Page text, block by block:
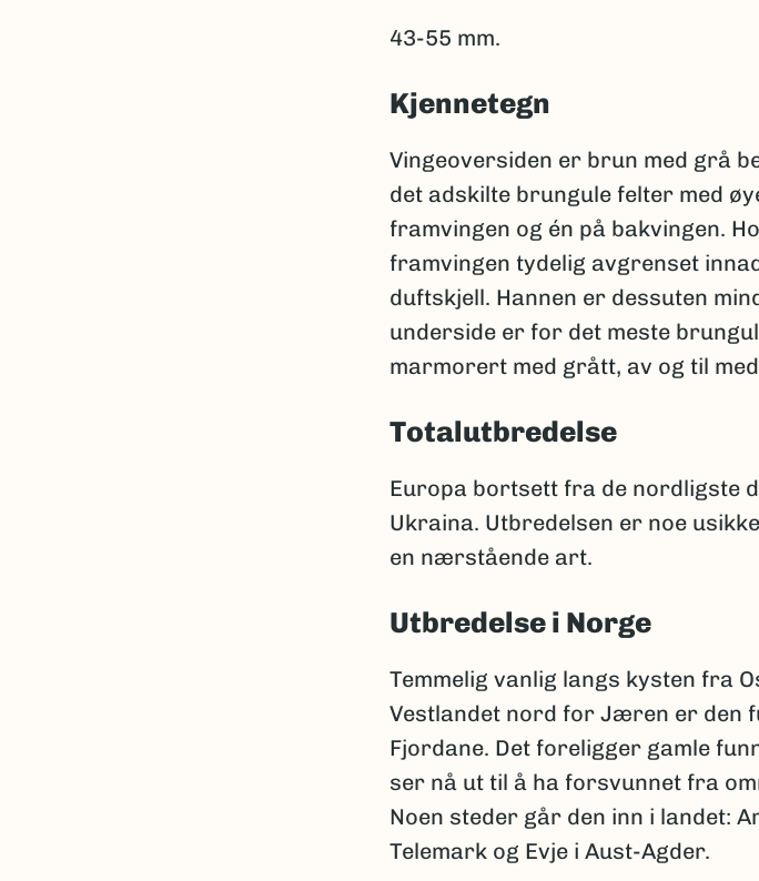
43-55 mm.
Kjennetegn
Vingeoversiden er brun med grå
det adskilte brungule felter med
framvingen og én på bakvingen.
framvingen tydelig avgrenset
duftskjell. Hannen er dessuten
underside er for det meste
marmorert med grått, av og til
Totalutbredelse
Europa bortsett fra de nordligste
Ukraina. Utbredelsen er noe
en nærstående art.
Utbredelse i Norge
Temmelig vanlig langs kysten fra
Vestlandet nord for Jæren er den
Fjordane. Det foreligger gamle
ser nå ut til å ha forsvunnet fra
Noen steder går den inn i landet:
Telemark og Evje i Aust-Agder.